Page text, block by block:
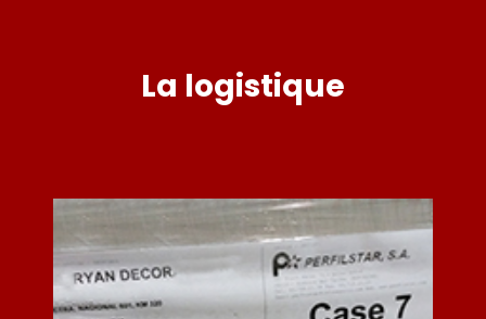
La logistique